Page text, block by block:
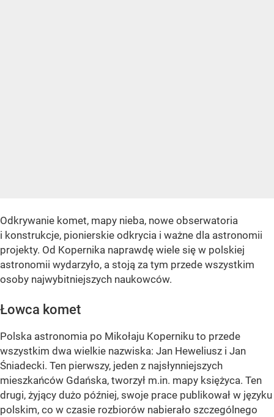
Odkrywanie komet, mapy nieba, nowe obserwatoria
i konstrukcje, pionierskie odkrycia i ważne dla astronomii
projekty. Od Kopernika naprawdę wiele się w polskiej
astronomii wydarzyło, a stoją za tym przede wszystkim
osoby najwybitniejszych naukowców.
Łowca komet
Polska astronomia po Mikołaju Koperniku to przede
wszystkim dwa wielkie nazwiska: Jan Heweliusz i Jan
Śniadecki. Ten pierwszy, jeden z najsłynniejszych
mieszkańców Gdańska, tworzył m.in. mapy księżyca. Ten
drugi, żyjący dużo później, swoje prace publikował w języku
polskim, co w czasie rozbiorów nabierało szczególnego